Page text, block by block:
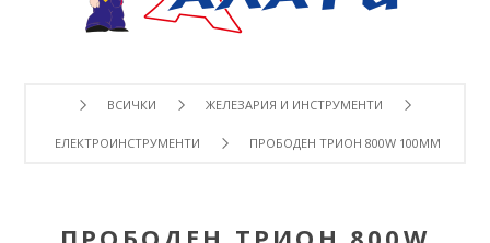
ВСИЧКИ ЖЕЛЕЗАРИЯ И ИНСТРУМЕНТИ
ЕЛЕКТРОИНСТРУМЕНТИ ПРОБОДЕН ТРИОН 800W 100MM РЕГ.ОБ.